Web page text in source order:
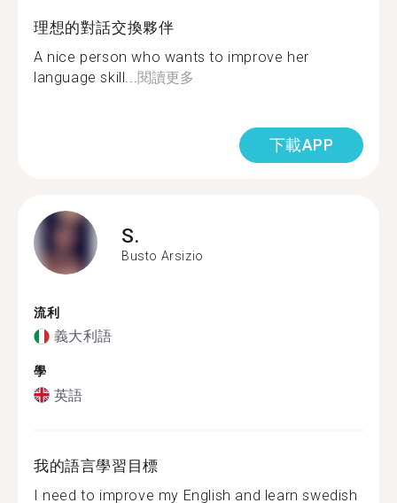
理想的對話交換夥伴
A nice person who wants to improve her
language skill... 閱讀更多
下載APP
S.
Busto Arsizio
流利
義大利語
學
英語
我的語言學習目標
I need to improve my English and learn swedish